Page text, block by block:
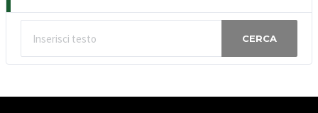
CERCA